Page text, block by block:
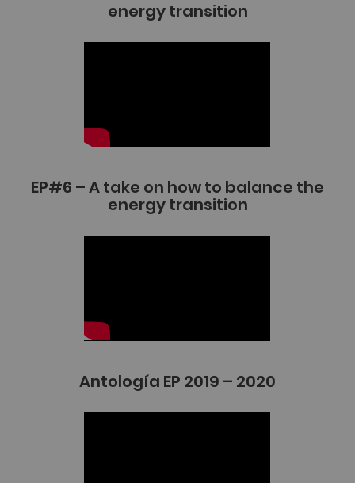
energy transition
EP#6 – A take on how to balance the
energy transition
Antología EP 2019 – 2020